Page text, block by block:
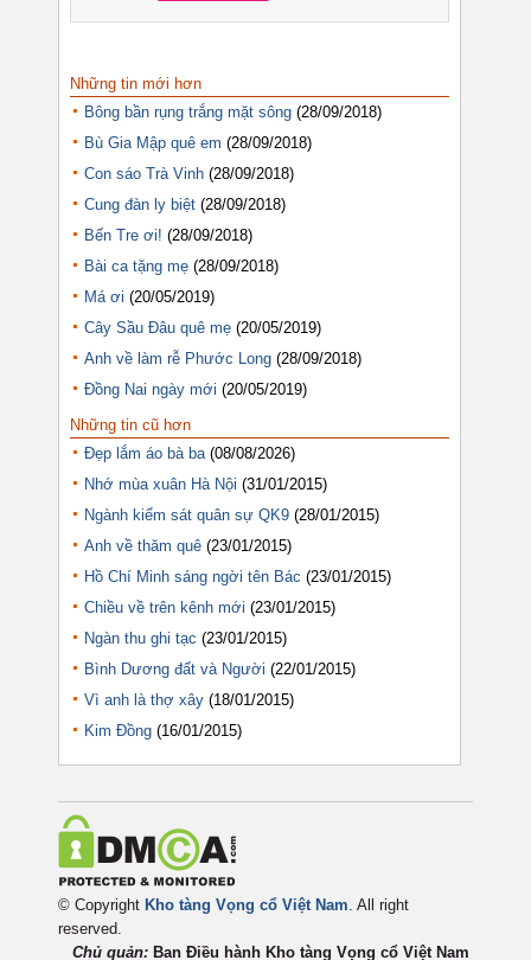
Những tin mới hơn
Bông bần rụng trắng mặt sông (28/09/2018)
Bù Gia Mập quê em (28/09/2018)
Con sáo Trà Vinh (28/09/2018)
Cung đàn ly biệt (28/09/2018)
Bến Tre ơi! (28/09/2018)
Bài ca tặng mẹ (28/09/2018)
Má ơi (20/05/2019)
Cây Sầu Đâu quê mẹ (20/05/2019)
Anh về làm rễ Phước Long (28/09/2018)
Đồng Nai ngày mới (20/05/2019)
Những tin cũ hơn
Đẹp lắm áo bà ba (08/08/2026)
Nhớ mùa xuân Hà Nội (31/01/2015)
Ngành kiểm sát quân sự QK9 (28/01/2015)
Anh về thăm quê (23/01/2015)
Hồ Chí Minh sáng ngời tên Bác (23/01/2015)
Chiều về trên kênh mới (23/01/2015)
Ngàn thu ghi tạc (23/01/2015)
Bình Dương đất và Người (22/01/2015)
Vì anh là thợ xây (18/01/2015)
Kim Đồng (16/01/2015)
© Copyright Kho tàng Vọng cổ Việt Nam. All right
reserved.
Chủ quản: Ban Điều hành Kho tàng Vọng cổ Việt Nam